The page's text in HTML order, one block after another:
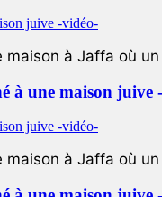
maison à Jaffa où
à une maison juive
maison à Jaffa où